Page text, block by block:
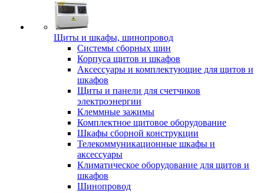
Щиты и шкафы, шинопровод
Системы сборных шин
Корпуса щитов и шкафов
Аксессуары и комплектующие для щитов и
шкафов
Щиты и панели для счетчиков
электроэнергии
Клеммные зажимы
Комплектное щитовое оборудование
Шкафы сборной конструкции
Телекоммуникационные шкафы и
аксессуары
Климатическое оборудование для щитов и
шкафов
Шинопровод